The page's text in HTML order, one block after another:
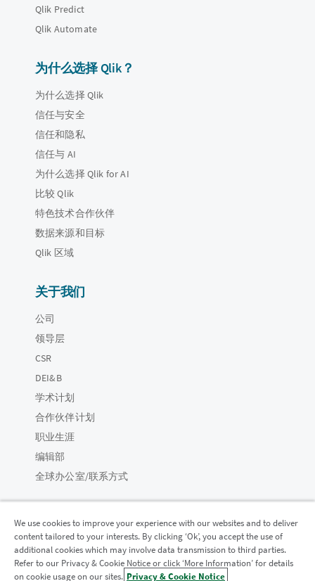
Qlik Predict
Qlik Automate
为什么选择 Qlik？
为什么选择 Qlik
信任与安全
信任和隐私
信任与 AI
为什么选择 Qlik for AI
比较 Qlik
特色技术合作伙伴
数据来源和目标
Qlik 区域
关于我们
公司
领导层
CSR
DEI&B
学术计划
合作伙伴计划
职业生涯
编辑部
全球办公室/联系方式
Qlik 社区
We use cookies to improve your experience with our websites and to deliver
content tailored to your interests. By clicking ‘Ok’, you accept the use of
additional cookies which may involve data transmission to third parties.
Refer to our Privacy & Cookie Notice or click ‘More Information’ for details
on cookie usage on our sites. Privacy & Cookie Notice